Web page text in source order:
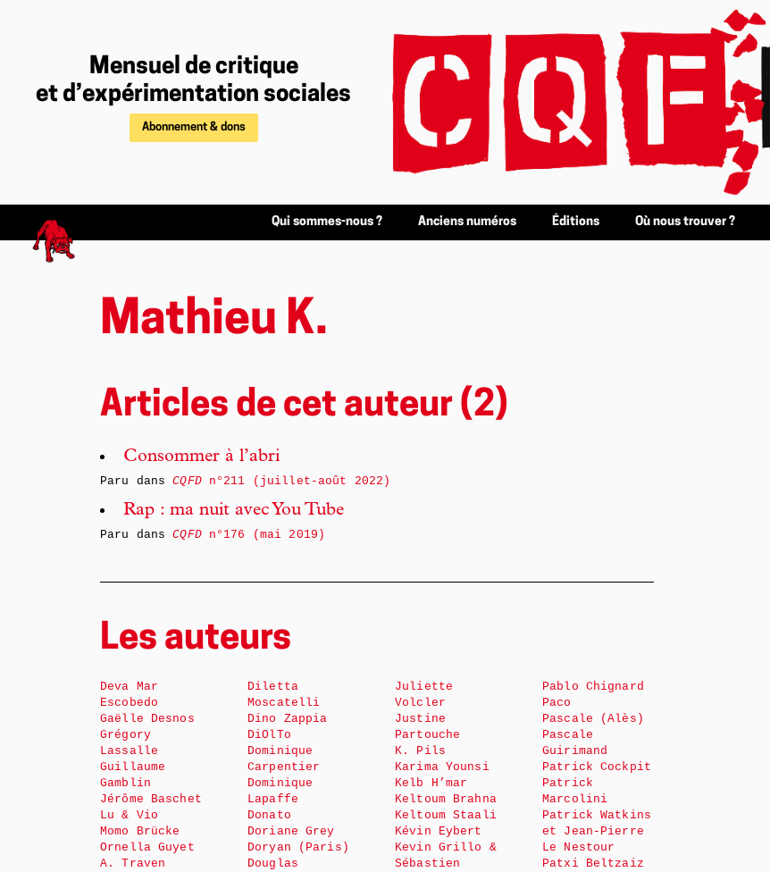
Mensuel de critique
et d’expérimentation sociales
Abonnement & dons
Qui sommes-nous ? Anciens numéros Éditions Où nous trouver ?
Mathieu K.
Articles de cet auteur (2)
Consommer à l’abri
Paru dansCQFDn°211 (juillet-août 2022)
Rap : ma nuit avec You Tube
Paru dansCQFDn°176 (mai 2019)
Les auteurs
Deva Mar
Escobedo
Gaëlle Desnos
Grégory
Lassalle
Guillaume
Gamblin
Jérôme Baschet
Lu & Vio
Momo Brücke
Ornella Guyet
A. Traven
Diletta
Moscatelli
Dino Zappia
DiOlTo
Dominique
Carpentier
Dominique
Lapaffe
Donato
Doriane Grey
Doryan (Paris)
Douglas
Juliette
Volcler
Justine
Partouche
K. Pils
Karima Younsi
Kelb H’mar
Keltoum Brahna
Keltoum Staali
Kévin Eybert
Kevin Grillo &
Sébastien
Pablo Chignard
Paco
Pascale (Alès)
Pascale
Guirimand
Patrick Cockpit
Patrick
Marcolini
Patrick Watkins
et Jean-Pierre
Le Nestour
Patxi Beltzaiz